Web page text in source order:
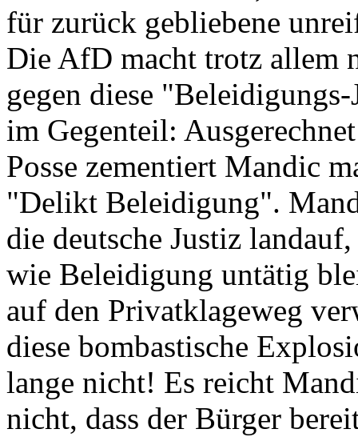
für zurück gebliebene
Die AfD macht trotz allem
gegen diese
im Gegenteil:
Posse zementiert Mandic
"Delikt Beleidigung".
die deutsche Justiz
wie Beleidigung untätig
auf den Privatklageweg
diese bombastische
lange nicht! Es reicht
nicht, dass der Bürger